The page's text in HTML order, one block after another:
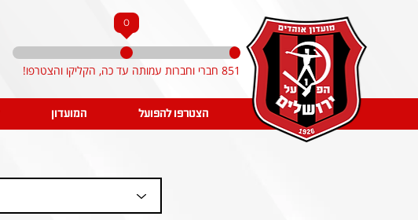
0
851 חברי וחברות עמותה עד כה, הקליקו והצטרפו!
הצטרפו להפועל המועדון